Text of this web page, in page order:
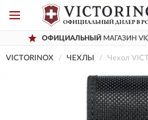
МАГАЗИН VICTORINOX
VICTORINOX ЧЕХЛЫ Чехол